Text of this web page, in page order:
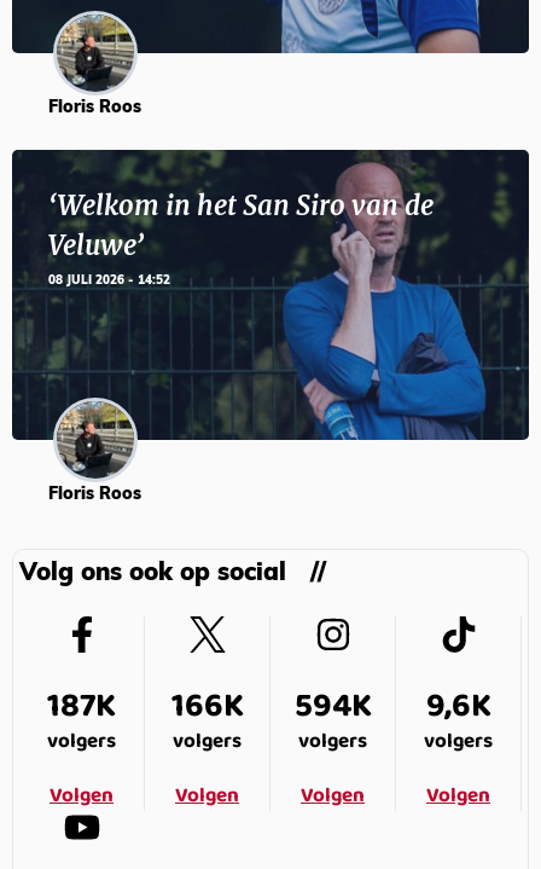
Floris Roos
‘Welkom in het San Siro van de
Veluwe’
08 JULI 2026 - 14:52
Floris Roos
Volg ons ook op social
187K
volgers
Volgen
166K
volgers
Volgen
594K
volgers
Volgen
9,6K
volgers
Volgen